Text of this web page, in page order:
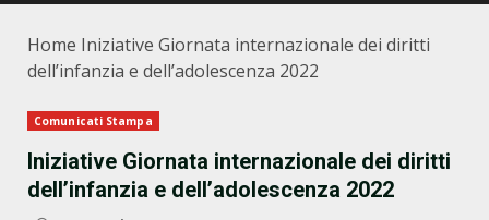
Home Iniziative Giornata internazionale dei diritti
dell’infanzia e dell’adolescenza 2022
Comunicati Stampa
Iniziative Giornata internazionale dei diritti
dell’infanzia e dell’adolescenza 2022